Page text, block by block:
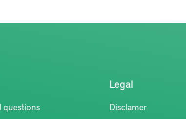
questions
Legal
Disclamer